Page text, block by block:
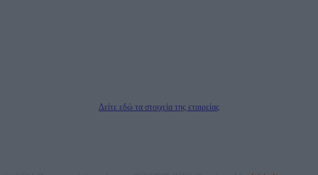
Δείτε εδώ τα στοιχεία της εταιρείας